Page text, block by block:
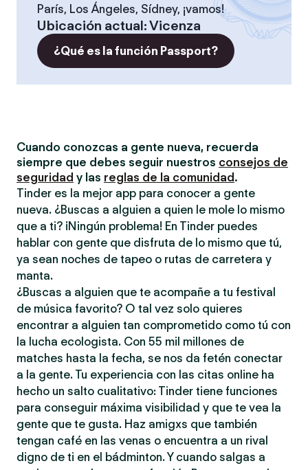
París, Los Ángeles, Sídney, ¡vamos!
Ubicación actual:Vicenza
¿Qué es la función Passport?
Cuando conozcas a gente nueva, recuerda
siempre que debes seguir nuestros consejos de
seguridad y las reglas de la comunidad .
Tinder es la mejor app para conocer a gente
nueva. ¿Buscas a alguien a quien le mole lo mismo
que a ti? ¡Ningún problema! En Tinder puedes
hablar con gente que disfruta de lo mismo que tú,
ya sean noches de tapeo o rutas de carretera y
manta.
¿Buscas a alguien que te acompañe a tu festival
de música favorito? O tal vez solo quieres
encontrar a alguien tan comprometido como tú con
la lucha ecologista. Con 55 mil millones de
matches hasta la fecha, se nos da fetén conectar
a la gente. Tu experiencia con las citas online ha
hecho un salto cualitativo: Tinder tiene funciones
para conseguir máxima visibilidad y que te vea la
gente que te gusta. Haz amigxs que también
tengan café en las venas o encuentra a un rival
digno de ti en el bádminton. Y cuando salgas a